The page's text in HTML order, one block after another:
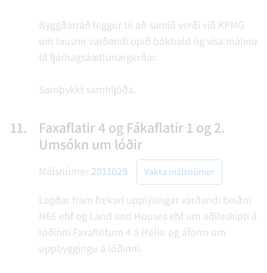
Byggðarráð leggur til að samið verði við KPMG
um lausnir varðandi opið bókhald og vísa málinu
til fjárhagsáætlunargerðar.
Samþykkt samhljóða.
11.
Faxaflatir 4 og Fákaflatir 1 og 2.
Umsókn um lóðir
Málsnúmer 2011029 Vakta málsnúmer
Lagðar fram frekari upplýsingar varðandi beiðni
N66 ehf og Land and Houses ehf um aðilaskipti á
lóðinni Faxaflötum 4 á Hellu og áform um
uppbyggingu á lóðinni.